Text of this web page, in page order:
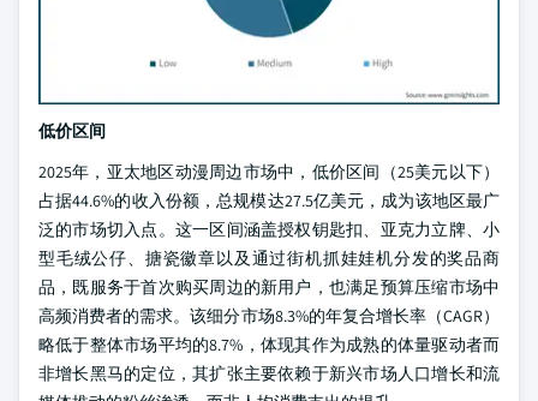
低价区间
2025年，亚太地区动漫周边市场中，低价区间（25美元以下）
占据44.6%的收入份额，总规模达27.5亿美元，成为该地区最广
泛的市场切入点。这一区间涵盖授权钥匙扣、亚克力立牌、小
型毛绒公仔、搪瓷徽章以及通过街机抓娃娃机分发的奖品商
品，既服务于首次购买周边的新用户，也满足预算压缩市场中
高频消费者的需求。该细分市场8.3%的年复合增长率（CAGR）
略低于整体市场平均的8.7%，体现其作为成熟的体量驱动者而
非增长黑马的定位，其扩张主要依赖于新兴市场人口增长和流